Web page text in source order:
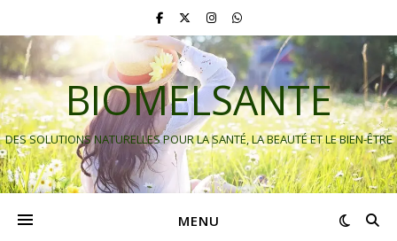
BIOMELSANTE
DES SOLUTIONS NATURELLES POUR LA SANTÉ, LA BEAUTÉ ET LE BIEN-ÊTRE
MENU